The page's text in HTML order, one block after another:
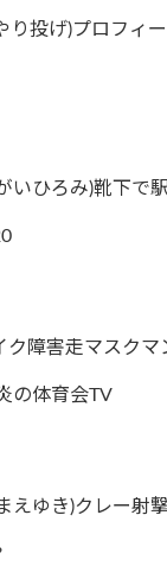
り投げ)プロフィ
いひろみ)靴下で
ク障害走マスクマ
の体育会TV
えゆき)クレー射